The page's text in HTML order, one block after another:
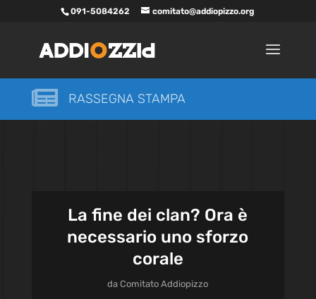
091-5084262 comitato@addiopizzo.org
 RASSEGNA STAMPA
La fine dei clan? Ora è
necessario uno sforzo
corale
daComitato Addiopizzo